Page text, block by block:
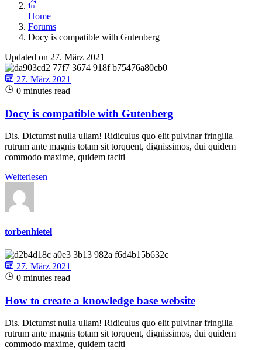
Home
Forums
Docy is compatible with Gutenberg
Updated on 27. März 2021
27. März 2021
0 minutes read
Docy is compatible with Gutenberg
Dis. Dictumst nulla ullam! Ridiculus quo elit pulvinar fringilla
rutrum ante magnis totam sit torquent, dignissimos, dui quidem
commodo maxime, quidem taciti
Weiterlesen
torbenhietel
27. März 2021
0 minutes read
How to create a knowledge base website
Dis. Dictumst nulla ullam! Ridiculus quo elit pulvinar fringilla
rutrum ante magnis totam sit torquent, dignissimos, dui quidem
commodo maxime, quidem taciti